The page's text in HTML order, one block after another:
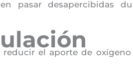
pasar desapercibidas
el aporte de